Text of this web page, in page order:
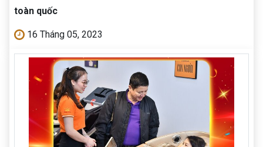
toàn quốc
16 Tháng 05, 2023